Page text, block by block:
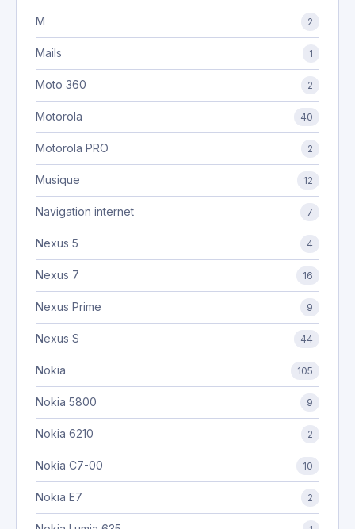
M 2
Mails 1
Moto 360 2
Motorola 40
Motorola PRO 2
Musique 12
Navigation internet 7
Nexus 5 4
Nexus 7 16
Nexus Prime 9
Nexus S 44
Nokia 105
Nokia 5800 9
Nokia 6210 2
Nokia C7-00 10
Nokia E7 2